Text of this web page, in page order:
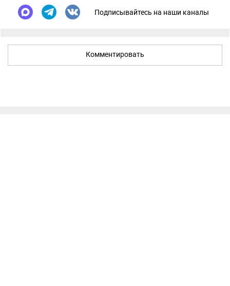
Подписывайтесь на наши каналы
Комментировать